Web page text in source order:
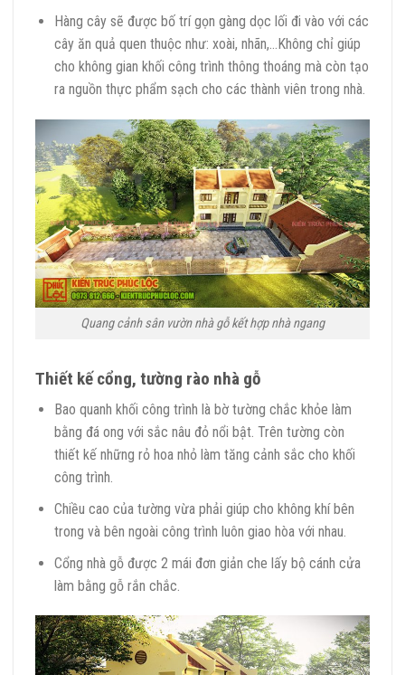
Hàng cây sẽ được bố trí gọn gàng dọc lối đi vào với các
cây ăn quả quen thuộc như: xoài, nhãn,…Không chỉ giúp
cho không gian khối công trình thông thoáng mà còn tạo
ra nguồn thực phẩm sạch cho các thành viên trong nhà.
Quang cảnh sân vườn nhà gỗ kết hợp nhà ngang
Thiết kế cổng, tường rào nhà gỗ
Bao quanh khối công trình là bờ tường chắc khỏe làm
bằng đá ong với sắc nâu đỏ nổi bật. Trên tường còn
thiết kế những rỏ hoa nhỏ làm tăng cảnh sắc cho khối
công trình.
Chiều cao của tường vừa phải giúp cho không khí bên
trong và bên ngoài công trình luôn giao hòa với nhau.
Cổng nhà gỗ được 2 mái đơn giản che lấy bộ cánh cửa
làm bằng gỗ rắn chắc.